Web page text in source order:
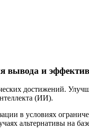
вывода и
достижений.
(ИИ).
в условиях
альтернативы на